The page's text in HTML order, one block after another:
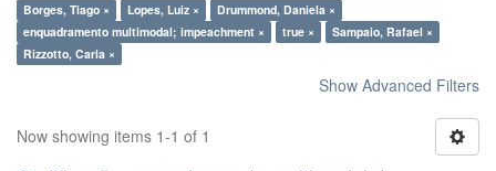
Borges, Tiago × Lopes, Luiz ×
Drummond, Daniela ×
enquadramento multimodal; impeachment ×
true ×
Sampaio, Rafael ×
Rizzotto, Carla ×
Show Advanced Filters
Now showing items 1-1 of 1